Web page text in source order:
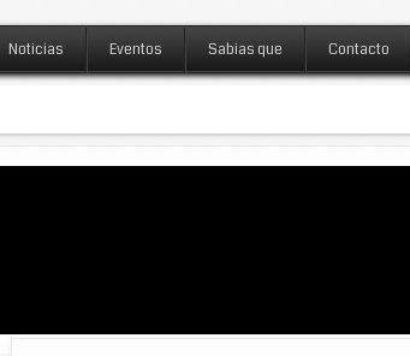
Noticias Eventos Sabias que Contacto